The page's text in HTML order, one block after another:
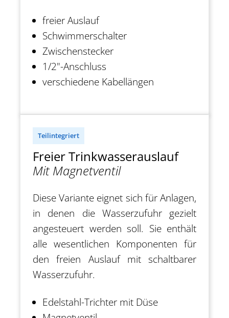
freier Auslauf
Schwimmerschalter
Zwischenstecker
1/2"-Anschluss
verschiedene Kabellängen
Teilintegriert
Freier Trinkwasserauslauf
Mit Magnetventil
Diese Variante eignet sich für Anlagen,
in denen die Wasserzufuhr gezielt
angesteuert werden soll. Sie enthält
alle wesentlichen Komponenten für
den freien Auslauf mit schaltbarer
Wasserzufuhr.
Edelstahl-Trichter mit Düse